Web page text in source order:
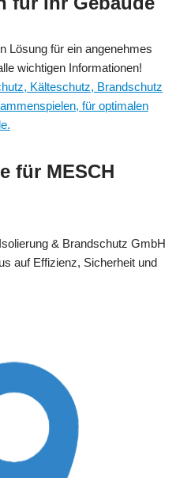
Lösung für ein angenehmes
wichtigen Informationen!
Kälteschutz, Brandschutz
für optimalen
für MESCH
& Brandschutz GmbH
auf Effizienz, Sicherheit und